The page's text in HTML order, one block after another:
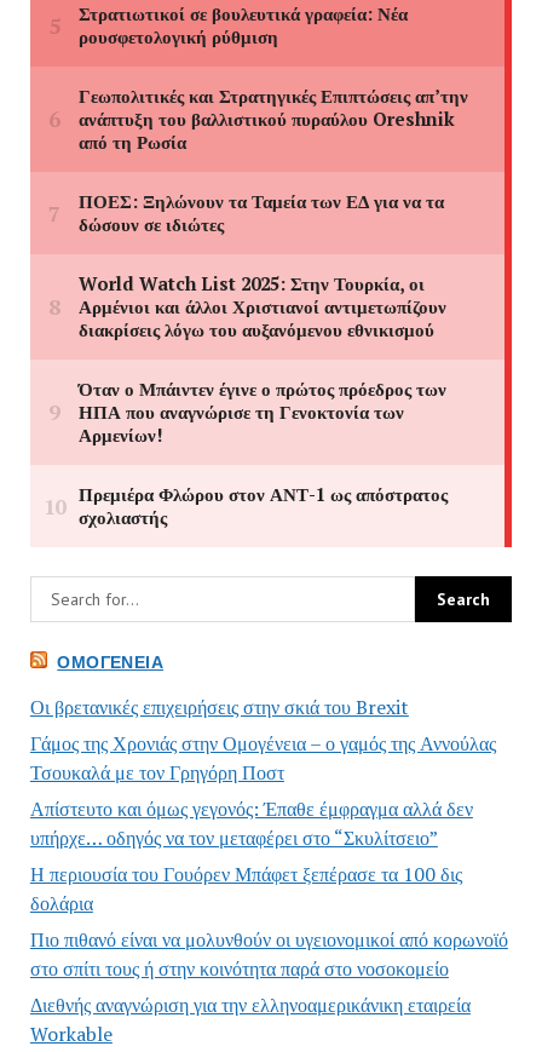
ΟΜΟΓΈΝΕΙΑ
Οι βρετανικές επιχειρήσεις στην σκιά του Brexit
Γάμος της Χρονιάς στην Ομογένεια – ο γαμός της Αννούλας
Τσουκαλά με τον Γρηγόρη Ποστ
Απίστευτο και όμως γεγονός: Έπαθε έμφραγμα αλλά δεν
υπήρχε… οδηγός να τον μεταφέρει στο “Σκυλίτσειο”
Η περιουσία του Γουόρεν Μπάφετ ξεπέρασε τα 100 δις
δολάρια
Πιο πιθανό είναι να μολυνθούν οι υγειονομικοί από κορωνοϊό
στο σπίτι τους ή στην κοινότητα παρά στο νοσοκομείο
Διεθνής αναγνώριση για την ελληνοαμερικάνικη εταιρεία
Workable